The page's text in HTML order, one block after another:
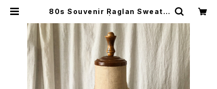
80s Souvenir Raglan Sweats